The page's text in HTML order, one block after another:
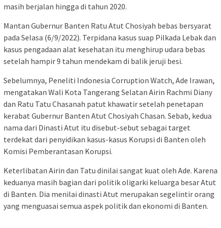
masih berjalan hingga di tahun 2020.
Mantan Gubernur Banten Ratu Atut Chosiyah bebas bersyarat
pada Selasa (6/9/2022). Terpidana kasus suap Pilkada Lebak dan
kasus pengadaan alat kesehatan itu menghirup udara bebas
setelah hampir 9 tahun mendekam di balik jeruji besi.
Sebelumnya, Peneliti Indonesia Corruption Watch, Ade Irawan,
mengatakan Wali Kota Tangerang Selatan Airin Rachmi Diany
dan Ratu Tatu Chasanah patut khawatir setelah penetapan
kerabat Gubernur Banten Atut Chosiyah Chasan. Sebab, kedua
nama dari Dinasti Atut itu disebut-sebut sebagai target
terdekat dari penyidikan kasus-kasus Korupsi di Banten oleh
Komisi Pemberantasan Korupsi.
Keterlibatan Airin dan Tatu dinilai sangat kuat oleh Ade. Karena
keduanya masih bagian dari politik oligarki keluarga besar Atut
di Banten. Dia menilai dinasti Atut merupakan segelintir orang
yang menguasai semua aspek politik dan ekonomi di Banten.